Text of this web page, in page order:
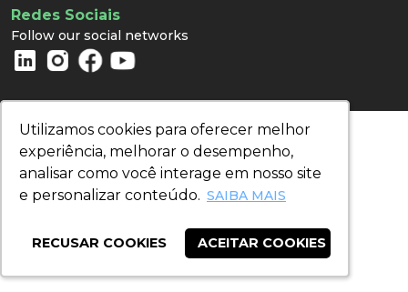
Utilizamos cookies para oferecer melhor
experiência, melhorar o desempenho,
analisar como você interage em nosso site
e personalizar conteúdo. SAIBA MAIS
RECUSAR COOKIES ACEITAR COOKIES
Utilizamos cookies para oferecer melhor
experiência, melhorar o desempenho,
analisar como você interage em nosso site
e personalizar conteúdo. SAIBA MAIS
RECUSAR COOKIES ACEITAR COOKIES
Redes Sociais
Follow our social networks